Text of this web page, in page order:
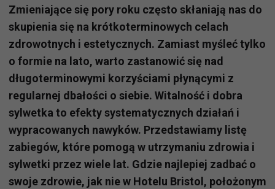
Zmieniające się pory roku często skłaniają nas do
skupienia się na krótkoterminowych celach
zdrowotnych i estetycznych. Zamiast myśleć tylko
o formie na lato, warto zastanowić się nad
długoterminowymi korzyściami płynącymi z
regularnej dbałości o siebie. Witalność i dobra
sylwetka to efekty systematycznych działań i
wypracowanych nawyków. Przedstawiamy listę
zabiegów, które pomogą w utrzymaniu zdrowia i
sylwetki przez wiele lat. Gdzie najlepiej zadbać o
swoje zdrowie, jak nie w Hotelu Bristol, położonym